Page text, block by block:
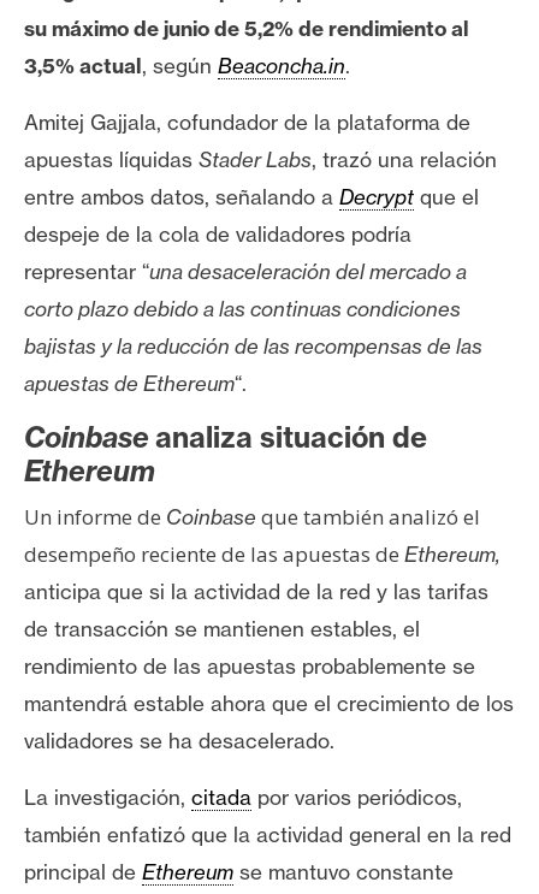
su máximo de junio de 5,2%de rendimiento al
3,5% actual, según Beaconcha.in.
Amitej Gajjala, cofundador de la plataforma de
apuestas líquidas Stader Labs, trazó una relación
entre ambos datos, señalando a Decrypt que el
despeje de la cola de validadores podría
representar “una desaceleración del mercado a
corto plazo debido a las continuas condiciones
bajistas y la reducción de las recompensas de las
apuestas de Ethereum“.
Coinbase analiza situación de
Ethereum
Un informe de Coinbase que también analizó el
desempeño reciente de las apuestas de Ethereum,
anticipa que si la actividad de la red y las tarifas
de transacción se mantienen estables, el
rendimiento de las apuestas probablemente se
mantendrá estable ahora que el crecimiento de los
validadores se ha desacelerado.
La investigación, citada por varios periódicos,
también enfatizó que la actividad general en la red
principal de Ethereum se mantuvo constante